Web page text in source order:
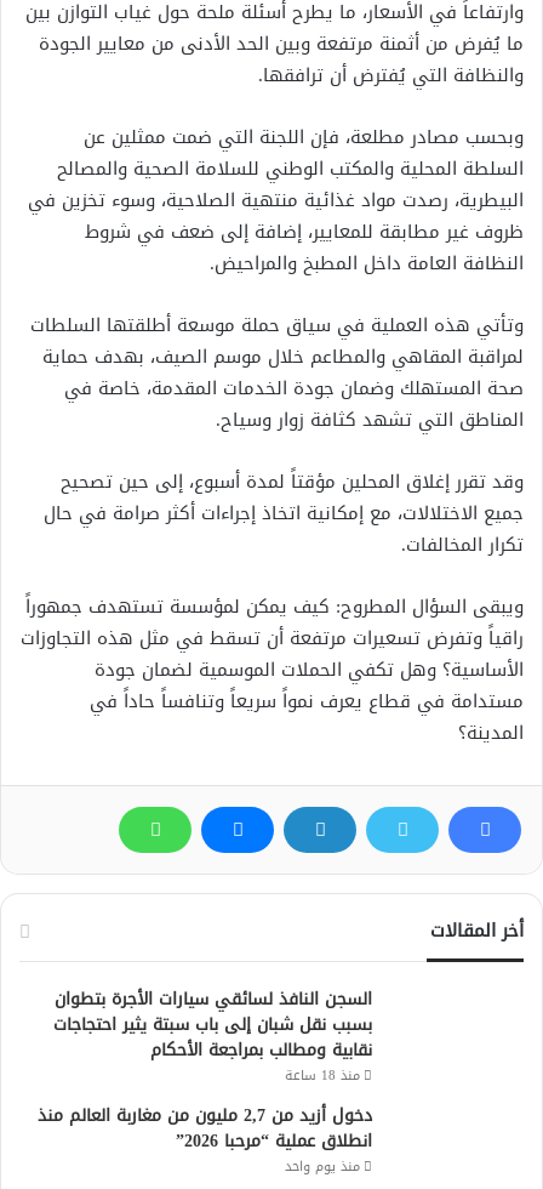
وارتفاعاً في الأسعار، ما يطرح أسئلة ملحة حول غياب التوازن بين
ما يُفرض من أثمنة مرتفعة وبين الحد الأدنى من معايير الجودة
والنظافة التي يُفترض أن ترافقها.
وبحسب مصادر مطلعة، فإن اللجنة التي ضمت ممثلين عن
السلطة المحلية والمكتب الوطني للسلامة الصحية والمصالح
البيطرية، رصدت مواد غذائية منتهية الصلاحية، وسوء تخزين في
ظروف غير مطابقة للمعايير، إضافة إلى ضعف في شروط
النظافة العامة داخل المطبخ والمراحيض.
وتأتي هذه العملية في سياق حملة موسعة أطلقتها السلطات
لمراقبة المقاهي والمطاعم خلال موسم الصيف، بهدف حماية
صحة المستهلك وضمان جودة الخدمات المقدمة، خاصة في
المناطق التي تشهد كثافة زوار وسياح.
وقد تقرر إغلاق المحلين مؤقتاً لمدة أسبوع، إلى حين تصحيح
جميع الاختلالات، مع إمكانية اتخاذ إجراءات أكثر صرامة في حال
تكرار المخالفات.
ويبقى السؤال المطروح: كيف يمكن لمؤسسة تستهدف جمهوراً
راقياً وتفرض تسعيرات مرتفعة أن تسقط في مثل هذه التجاوزات
الأساسية؟ وهل تكفي الحملات الموسمية لضمان جودة
مستدامة في قطاع يعرف نمواً سريعاً وتنافساً حاداً في
المدينة؟
أخر المقالات
السجن النافذ لسائقي سيارات الأجرة بتطوان
بسبب نقل شبان إلى باب سبتة يثير احتجاجات
نقابية ومطالب بمراجعة الأحكام
منذ 18 ساعة
دخول أزيد من 2,7 مليون من مغاربة العالم منذ
انطلاق عملية “مرحبا 2026”
منذ يوم واحد